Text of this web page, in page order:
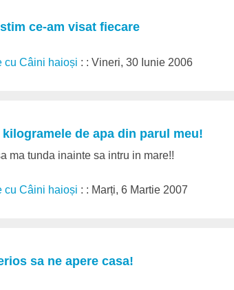
ce-am visat fiecare
cu Câini haioși : : Vineri, 30 Iunie 2006
de apa din parul meu!
ma tunda inainte sa intru in mare!!
cu Câini haioși : : Marți, 6 Martie 2007
sa ne apere casa!